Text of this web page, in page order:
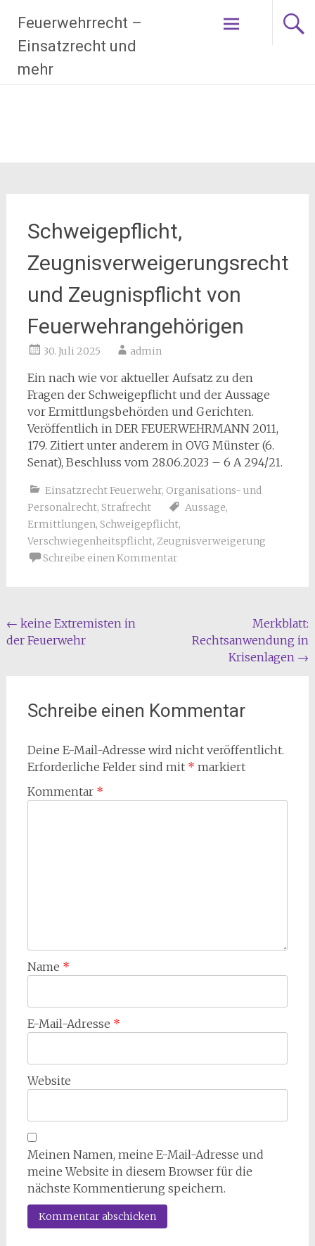
Inhalt
springen
Feuerwehrrecht –
Einsatzrecht und
mehr
Schweigepflicht,
Zeugnisverweigerungsrecht
und Zeugnispflicht von
Feuerwehrangehörigen
30. Juli 2025 admin
Ein nach wie vor aktueller Aufsatz zu den
Fragen der Schweigepflicht und der Aussage
vor Ermittlungsbehörden und Gerichten.
Veröffentlich in DER FEUERWEHRMANN 2011,
179. Zitiert unter anderem in OVG Münster(6.
Senat), Beschluss vom 28.06.2023 – 6 A 294/21.
Einsatzrecht Feuerwehr, Organisations- und
Personalrecht, Strafrecht Aussage,
Ermittlungen, Schweigepflicht,
Verschwiegenheitspflicht, Zeugnisverweigerung
Schreibe einen Kommentar
Beitragsnavigation
← keine Extremisten in
der Feuerwehr
Merkblatt:
Rechtsanwendung in
Krisenlagen →
Schreibe einen Kommentar
Deine E-Mail-Adresse wird nicht veröffentlicht.
Erforderliche Felder sind mit * markiert
Kommentar *
Name *
E-Mail-Adresse *
Website
Meinen Namen, meine E-Mail-Adresse und
meine Website in diesem Browser für die
nächste Kommentierung speichern.